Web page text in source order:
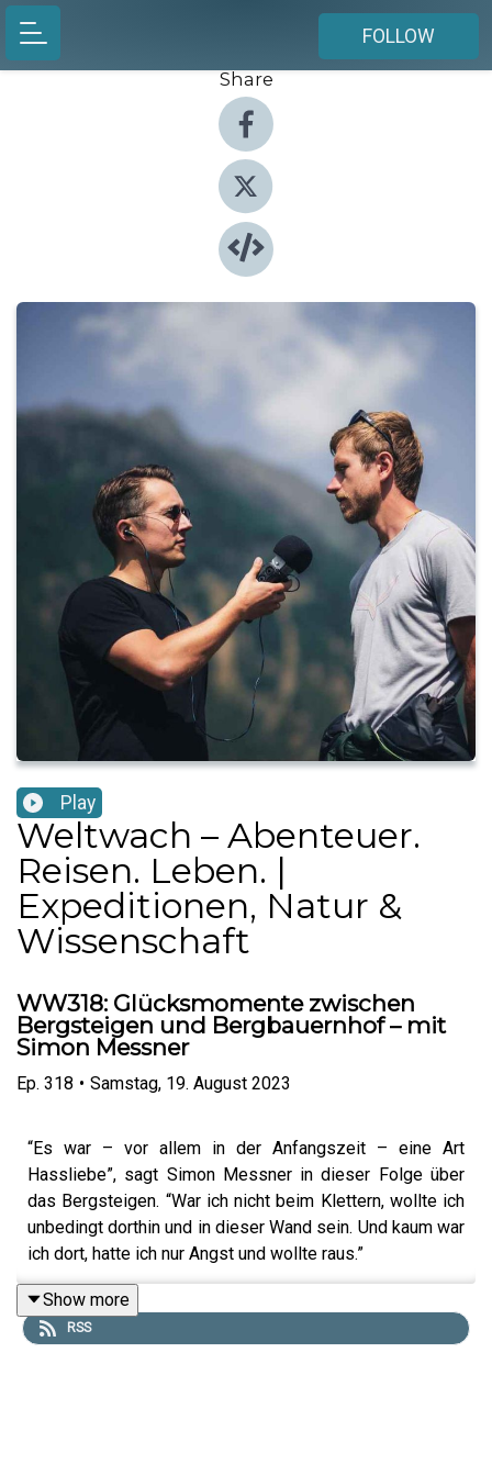
FOLLOW
Share
Play
Weltwach – Abenteuer.
Reisen. Leben. |
Expeditionen, Natur &
Wissenschaft
WW318: Glücksmomente zwischen
Bergsteigen und Bergbauernhof – mit
Simon Messner
Ep. 318 • Samstag, 19. August 2023
“Es war – vor allem in der Anfangszeit – eine Art
Hassliebe”, sagt Simon Messner in dieser Folge über
das Bergsteigen. “War ich nicht beim Klettern, wollte ich
unbedingt dorthin und in dieser Wand sein. Und kaum war
ich dort, hatte ich nur Angst und wollte raus.”
Derlei – tatsächliche und vermeintliche – Widersprüche
Show more
RSS